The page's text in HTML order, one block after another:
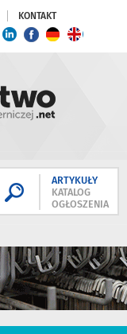
KONTAKT
ARTYKUŁY
KATALOG
OGŁOSZENIA